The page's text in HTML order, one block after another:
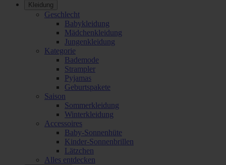
Kleidung
Geschlecht
Babykleidung
Mädchenkleidung
Jungenkleidung
Kategorie
Bademode
Strampler
Pyjamas
Geburtspakete
Saison
Sommerkleidung
Winterkleidung
Accessoires
Baby-Sonnenhüte
Kinder-Sonnenbrillen
Lätzchen
Alles entdecken